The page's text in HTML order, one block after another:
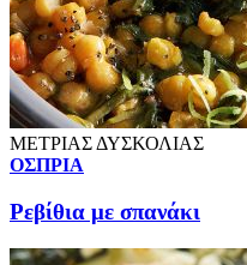
ΜΕΤΡΙΑΣ ΔΥΣΚΟΛΙΑΣ
ΟΣΠΡΙΑ
Ρεβίθια με σπανάκι